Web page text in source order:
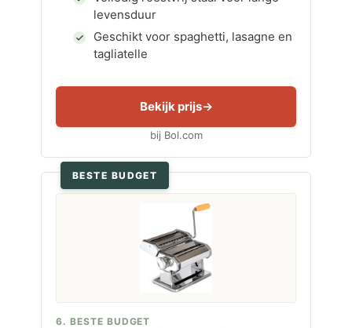
levensduur
Geschikt voor spaghetti, lasagne en
tagliatelle
Bekijk prijs
bij Bol.com
BESTE BUDGET
6. BESTE BUDGET